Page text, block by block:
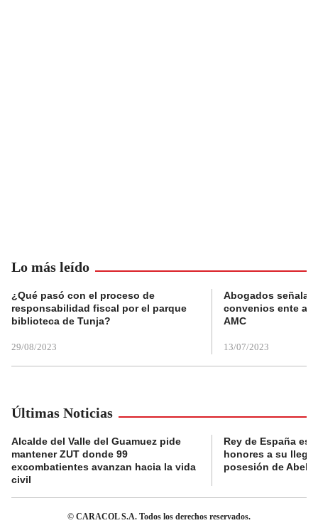
Lo más leído
¿Qué pasó con el proceso de
responsabilidad fiscal por el parque
biblioteca de Tunja?
29/08/2023
Abogados
convenios ente
AMC
13/07/2023
Últimas Noticias
Alcalde del Valle del Guamuez pide
mantener ZUT donde 99
excombatientes avanzan hacia la vida
civil
Rey de España es
honores a su
posesión de
© CARACOL S.A. Todos los derechos reservados.